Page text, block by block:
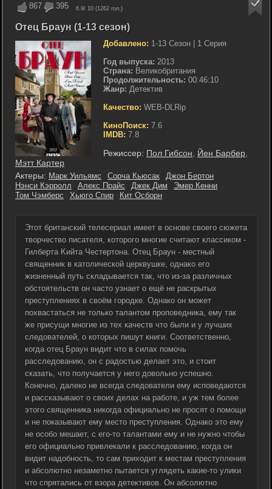
867 395 6.9/ 10 (1262 гол.)
Отец Браун (1-13 сезон)
Добавлено: 1-13 Сезон | 1 Серия
Год выпуска: 2013
Страна: Великобритания
Продолжительность: 00:46:10
Жанр: Детектив
Качество: WEB-DLRip
КиноПоиск: 7.6
IMDB: 7.8
Режиссер: Пол Гибсон Йен Барбер
Мэтт Картер
Актеры: Марк Уильямс Сорча Кьюсак
Джон Бертон
Нэнси Кэрролл
Алекс Прайс Джек Дим
Эмер Кенни
Том Чэмберс
Хьюго Спир Кит Осборн
Этот британский телесериал имеет в основе своего сюжета
творчество писателя, которого многие считают классиком -
Гилбepта Kийта Чecтepтона. Отец Браун - местный
священник в католической церквушке, однако его
жизненный путь складывается так, что из-за различных
обстоятельств он часто узнает о ещё не раскрытых
преступлениях в своём городке. Однако он может
похвастаться не только талантом проповедника, ему так
же присущи многие из тех качеств что были и у лучших
следователей, о которых пишут книги. Соответственно,
когда отец Браун видит что в силах помочь
расследованию, он с радостью делает это, и стоит
сказать, что получается у него довольно успешно.
Конечно, далеко не всегда следователи ему исповедаются
и рассказывают о своих делах на работе, и уж тем более
этого священника никогда официально не просят о помощи
и не показывают ему место преступления. Однако это ему
не особо мешает, с его-то талантами ему и не нужно чтобы
его официально привлекали к расследованию, когда он
видит надобность, то сам приходит к местам преступления
и абсолютно незаметно пытается углядеть какие-то улики
что спрятались от взора детективов. Он абсолютно